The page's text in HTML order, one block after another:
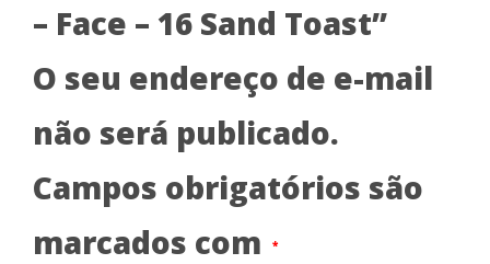
– Face – 16 Sand Toast”
O seu endereço de e-mail
não será publicado.
Campos obrigatórios são
marcados com
*